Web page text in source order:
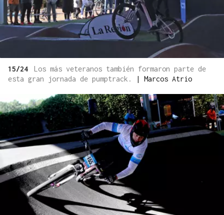
15/24
Los más veteranos también formaron parte de
esta gran jornada de pumptrack.
| Marcos Atrio